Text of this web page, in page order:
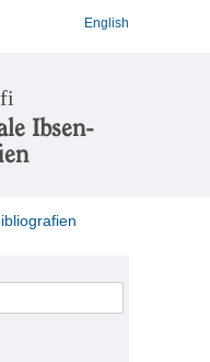
English
Ibsen-